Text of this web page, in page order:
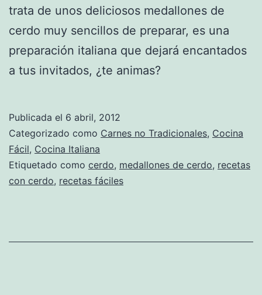
trata de unos deliciosos medallones de
cerdo muy sencillos de preparar, es una
preparación italiana que dejará encantados
a tus invitados, ¿te animas?
Publicada el 6 abril, 2012
Categorizado como Carnes no Tradicionales, Cocina
Fácil, Cocina Italiana
Etiquetado como cerdo, medallones de cerdo, recetas
con cerdo, recetas fáciles